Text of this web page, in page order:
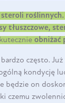
steroli roślinnych.
tłuszczowe,
obniżać
często.
kondycję
będzie on
czemu